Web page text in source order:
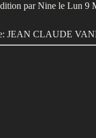
par Nine le Lun 9
JEAN CLAUDE